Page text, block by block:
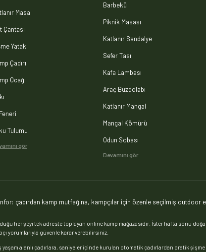
Masa
Çantası
Yatak
Çadırı
Ocağı
Tulumu
gör
Barbekü
Piknik Masası
Katlanır Sandalye
Sefer Tası
Kafa Lambası
Araç Buzdolabı
Katlanır Mangal
Mangal Kömürü
Odun Sobası
Devamını gör
çadırdan kamp mutfağına, kampçılar için özenle seçilmiş outdoor
her şeyi tek adreste toplayan online kamp mağazasıdır. İster hafta sonu
yorumlarıyla güvenle karar verebilirsiniz.
alanlı çadırlara, saniyeler içinde kurulan otomatik çadırlardan pratik